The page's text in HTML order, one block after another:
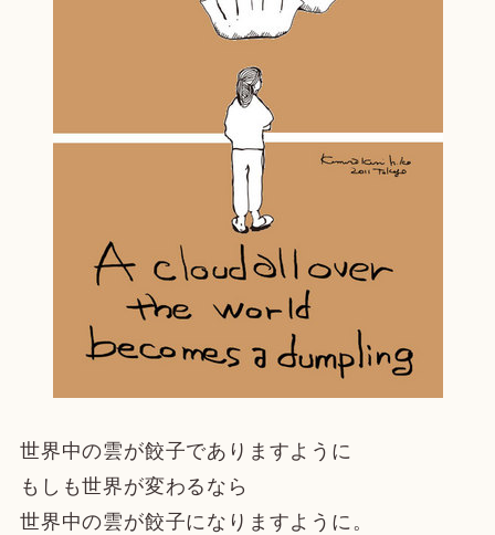
世界中の雲が餃子でありますように
もしも世界が変わるなら
世界中の雲が餃子になりますように。